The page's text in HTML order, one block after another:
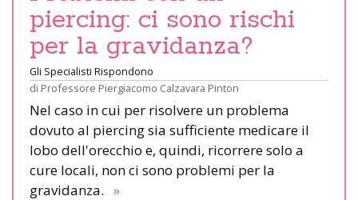
piercing: ci sono rischi
per la gravidanza?
Gli Specialisti Rispondono
di Professore Piergiacomo Calzavara Pinton
Nel caso in cui per risolvere un problema
dovuto al piercing sia sufficiente medicare il
lobo dell'orecchio e, quindi, ricorrere solo a
cure locali, non ci sono problemi per la
gravidanza. »